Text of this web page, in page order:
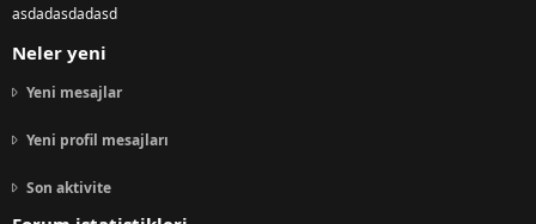
asdadasdadasd
Neler yeni
Yeni mesajlar
Yeni profil mesajları
Son aktivite